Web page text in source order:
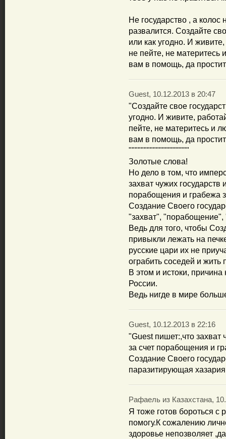
Не государство , а колос
развалится. Создайте
или как угодно. И
не пейте, не материтесь
вам в помощь, да
Guest, 10.12.2013 в 20:47
"Создайте свое
угодно. И живите,
пейте, не материтесь и
вам в помощь, да
""""""""""""""""""""
Золотые слова!
Но дело в том, что
захват чужих государств
порабощения и грабежа
Создание Своего
"захват",
Ведь для того, чтобы
привыкли лежать на
русские цари их не
ограбить соседей и жить
В этом и истоки,
России.
Ведь нигде в мире
Guest, 10.12.2013 в 22:16
"Guest пишет:,что захват
за счет порабощения и
Создание Своего
паразитирующая
Рафаель из Казахстана,
Я тоже готов бороться
помогу.К сожалению
здоровье непозволяет